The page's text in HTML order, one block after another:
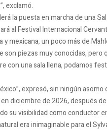
exclamó.
la puesta en marcha de una
al Festival Internacional
y mexicana, un poco más de
son piezas muy conocidas,
con una sala llena, podamos
expresó, sin ningún
en diciembre de 2026, después
su visibilidad como conductor
era inimaginable para el